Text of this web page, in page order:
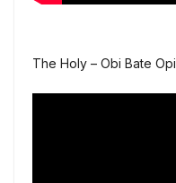
The Holy – Obi Bate